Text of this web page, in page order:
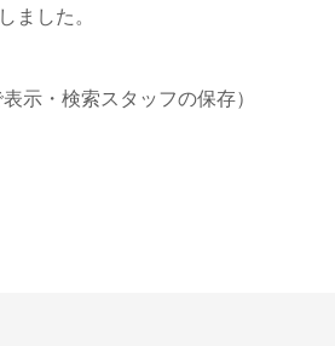
した。
示・検索スタッフの保存）